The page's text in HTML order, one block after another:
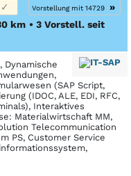
Vorstellung mit 14729
»
km • 3 Vorstell. seit
Dynamische
(SAP Script,
(IDOC, ALE, EDI, RFC,
Interaktives
Materialwirtschaft MM,
Telecommunication
PS, Customer Service